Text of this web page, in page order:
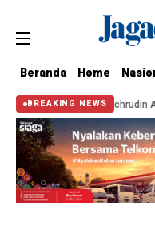
Beranda Home
BREAKING NEWS
Sachrudin Ajak Warga